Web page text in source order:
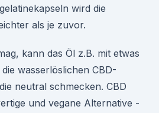
wird die
als je zuvor.
kann das Öl z.B. mit etwas
wasserlöslichen CBD-
neutral schmecken. CBD
und vegane Alternative -